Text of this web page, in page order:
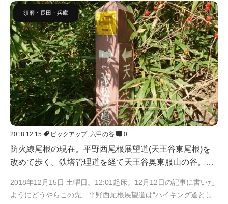
須磨・長田・兵庫
2018.12.15 ピックアップ, 六甲の谷 0
防火線尾根の現在。平野西尾根展望道(天王谷東尾根)を
改めて歩く。鉄塔管理道を経て天王谷奥東服山の谷。…
2018年12月15日 土曜日。12:01起床。12月12日の記事に書いた
ようにどうやらこの先、平野西尾根展望道は“ハイキング道とし